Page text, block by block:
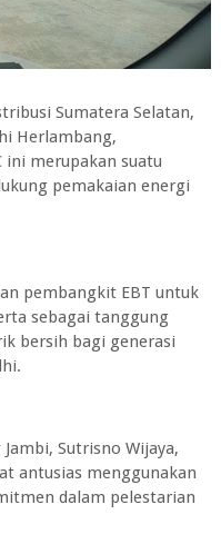
Sumatera Selatan,
Herlambang,
ini merupakan suatu
pemakaian energi
pembangkit EBT untuk
sebagai tanggung
bersih bagi generasi
Sutrisno Wijaya,
antusias menggunakan
dalam pelestarian